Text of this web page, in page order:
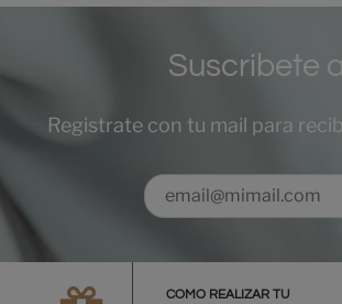
Suscribete
Registrate con tu mail para
COMO REALIZAR TU